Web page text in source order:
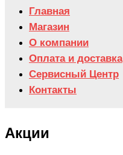
Главная
Магазин
О компании
Оплата и доставка
Сервисный Центр
Контакты
Акции